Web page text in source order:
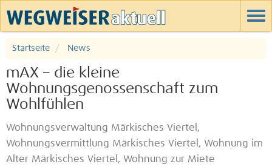
Startseite News
mAX – die kleine
Wohnungsgenossenschaft zum
Wohlfühlen
Wohnungsverwaltung Märkisches Viertel,
Wohnungsvermittlung Märkisches Viertel, Wohnung im
Alter Märkisches Viertel, Wohnung zur Miete